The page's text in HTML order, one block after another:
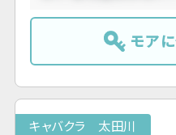
モア
キャバクラ 太田川